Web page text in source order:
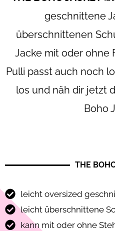
geschnittene
überschnittenen
Jacke mit oder ohne
Pulli passt auch noch
los und näh dir jetzt
Boho
THE
leicht oversized
leicht überschnittene
kann mit oder ohne